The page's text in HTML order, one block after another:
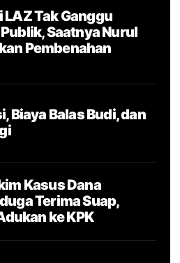
LAZ Tak Ganggu
Saatnya Nurul
Pembenahan
Biaya Balas Budi, dan
Kasus Dana
Terima Suap,
ke KPK